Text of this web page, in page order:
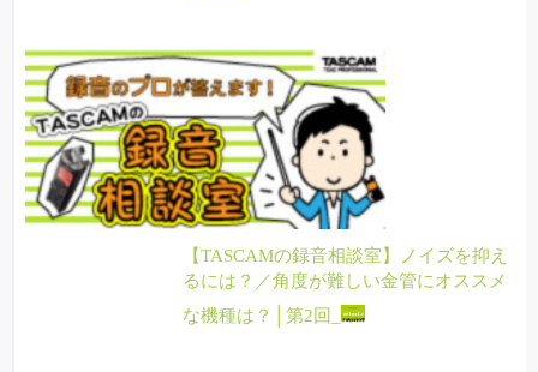
【TASCAMの録音相談室】ノイズを抑え
るには？／角度が難しい金管にオススメ
な機種は？│第2回_